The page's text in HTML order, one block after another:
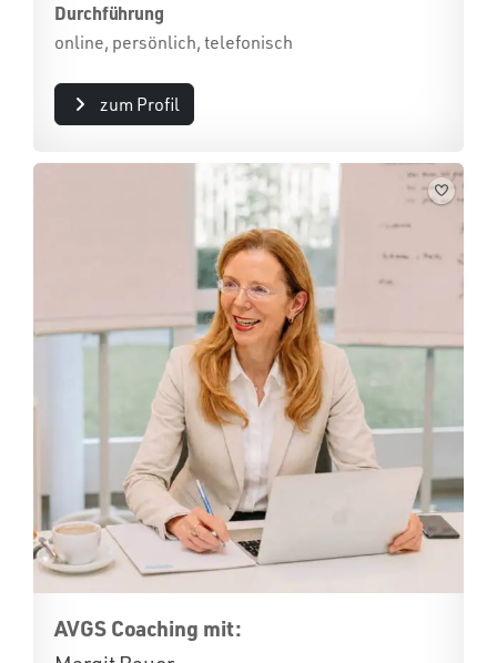
Durchführung
online, persönlich, telefonisch
zum Profil
AVGS Coaching mit: